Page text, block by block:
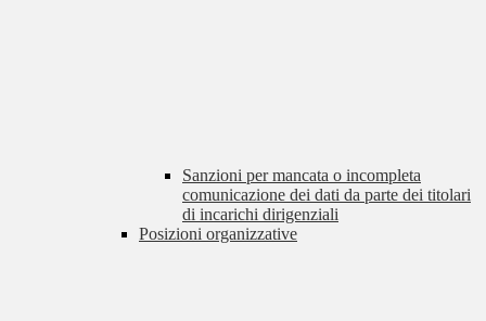
Sanzioni per mancata o incompleta
comunicazione dei dati da parte dei titolari
di incarichi dirigenziali
Posizioni organizzative